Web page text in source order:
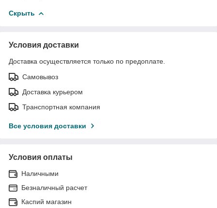
Скрыть
Условия доставки
Доставка осуществляется только по предоплате.
Самовывоз
Доставка курьером
Транспортная компания
Все условия доставки
Условия оплаты
Наличными
Безналичный расчет
Каспий магазин